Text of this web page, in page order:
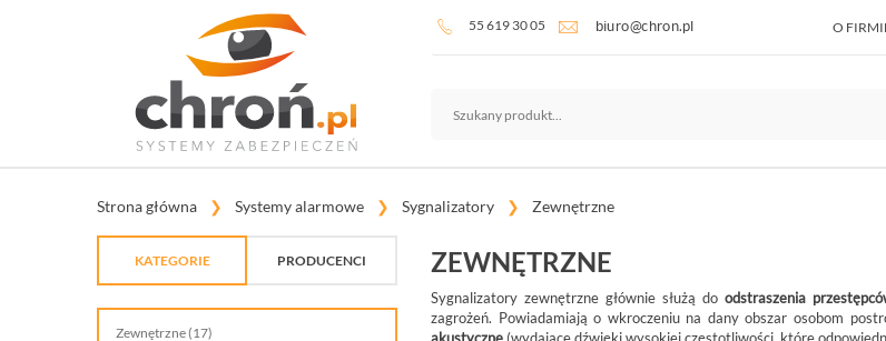
55 619 30 05 O
Strona główna Systemy alarmowe Sygnalizatory Zewnętrzne
KATEGORIE PRODUCENCI
TELEWIZJA PRZEMYSŁOWA
Zewnętrzne (17)
ZEWNĘTRZNE
Sygnalizatory zewnętrzne głównie służą do odstraszenia
zagrożeń. Powiadamiają o wkroczeniu na dany obszar osobom